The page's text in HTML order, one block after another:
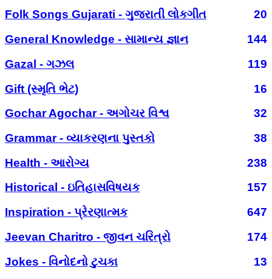
Folk Songs Gujarati - ગુજરાતી લોકગીત
20
General Knowledge - સામાન્ય જ્ઞાન
144
Gazal - ગઝલ
119
Gift (સ્મૃતિ ભેટ)
16
Gochar Agochar - અગોચર વિશ્વ
32
Grammar - વ્યાકરણના પુસ્તકો
38
Health - આરોગ્ય
238
Historical - ઇતિહાસવિષયક
157
Inspiration - પ્રેરણાત્મક
647
Jeevan Charitro - જીવન ચરિત્રો
174
Jokes - વિનોદનો ટુચકા
13